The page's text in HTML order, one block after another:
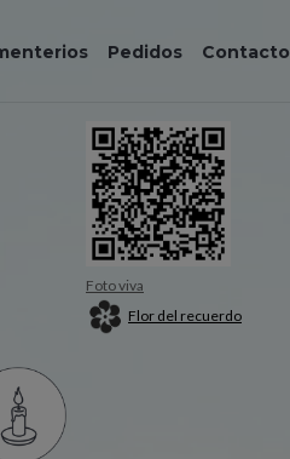
Pedidos Contacto
Foto viva
Flor del recuerdo